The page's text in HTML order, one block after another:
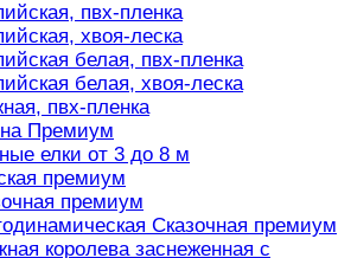
пвх-пленка
хвоя-леска
белая, пвх-пленка
белая, хвоя-леска
пвх-пленка
Премиум
елки от 3 до 8 м
премиум
премиум
Сказочная премиум
королева заснеженная с